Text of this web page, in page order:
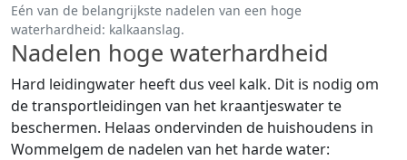
Eén van de belangrijkste nadelen van een hoge
waterhardheid: kalkaanslag.
Nadelen hoge waterhardheid
Hard leidingwater heeft dus veel kalk. Dit is nodig om
de transportleidingen van het kraantjeswater te
beschermen. Helaas ondervinden de huishoudens in
Wommelgem de nadelen van het harde water: